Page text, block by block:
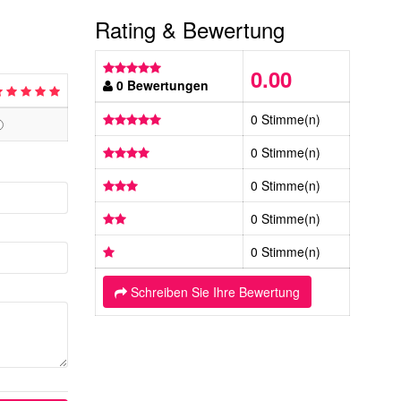
Rating & Bewertung
0 Bewertungen 0.00
0 Stimme(n)
0 Stimme(n)
0 Stimme(n)
0 Stimme(n)
0 Stimme(n)
Schreiben Sie Ihre Bewertung